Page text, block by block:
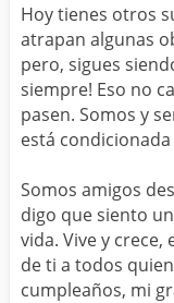
Hoy tienes otros
atrapan algunas
pero, sigues
siempre! Eso no
pasen. Somos y
está
Somos amigos
digo que siento
vida. Vive y
de ti a todos
cumpleaños, mi